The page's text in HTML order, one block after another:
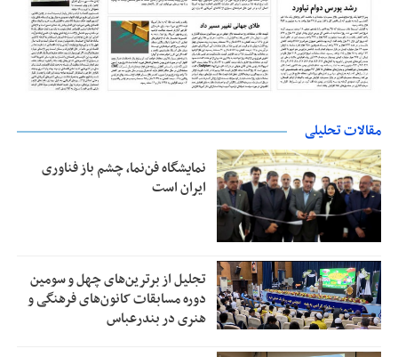
مقالات تحلیلی
نمایشگاه فن‌نما، چشم باز فناوری
ایران است
تجلیل از بر‌ترین‌های چهل و سومین
دوره مسابقات کانون‌های فرهنگی و
هنری در بندرعباس